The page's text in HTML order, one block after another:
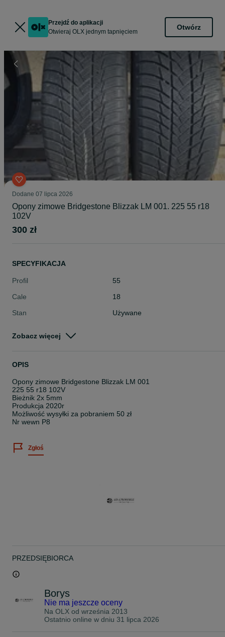
Przejdź do aplikacji
Otwieraj OLX jednym tapnięciem
Otwórz
Dodane 07 lipca 2026
Opony zimowe Bridgestone Blizzak LM 001. 225 55 r18
102V
300 zł
SPECYFIKACJA
Profil
55
Cale
18
Stan
Używane
Szerokość
Zobacz więcej
OPIS
Opony zimowe Bridgestone Blizzak LM 001
225 55 r18 102V
Bieżnik 2x 5mm
Produkcja 2020r
Możliwość wysyłki za pobraniem 50 zł
Nr wewn P8
Zgłoś
PRZEDSIĘBIORCA
Borys
Nie ma jeszcze oceny
Na OLX od września 2013
Ostatnio online w dniu 31 lipca 2026